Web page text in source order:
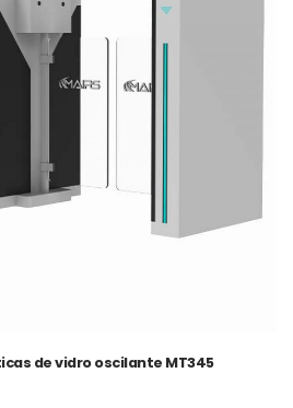
de vidro oscilante MT345